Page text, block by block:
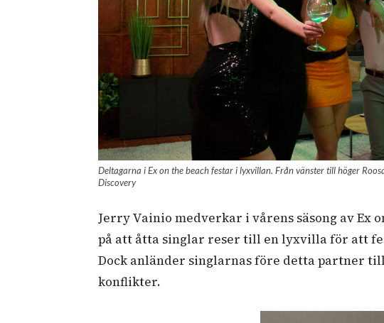
Deltagarna i Ex on the beach festar i lyxvillan. Från vänster till höger
Discovery
Jerry Vainio medverkar i vårens säsong av Ex
på att åtta singlar reser till en lyxvilla för att
Dock anländer singlarnas före detta partner
konflikter.